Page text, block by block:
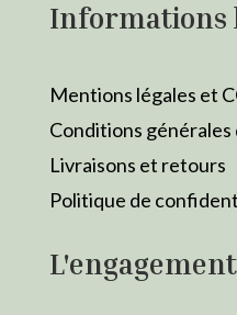
Informations
Mentions légales et
Conditions générales
Livraisons et retours
Politique de